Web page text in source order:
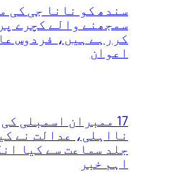
سندھ کو نانا جی کی
سمجھنے والے کچرے
کررہے ہیں، فردوس
اعوان
17 ممبران اسمبلی کی
نااہلی، عدالت نے
جلد سماعت سے کیا
اہم خبر